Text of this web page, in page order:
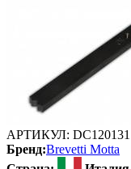
АРТИКУЛ: DC120131
Бренд:Brevetti Motta